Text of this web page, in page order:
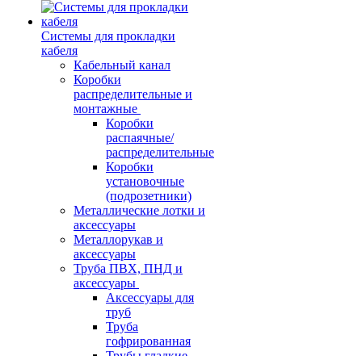
Системы для прокладки
кабеля
Кабельный канал
Коробки
распределительные и
монтажные
Коробки
распаячные/
распределительные
Коробки
установочные
(подрозетники)
Металлические лотки и
аксессуары
Металлорукав и
аксессуары
Труба ПВХ, ПНД и
аксессуары
Аксессуары для
труб
Труба
гофрированная